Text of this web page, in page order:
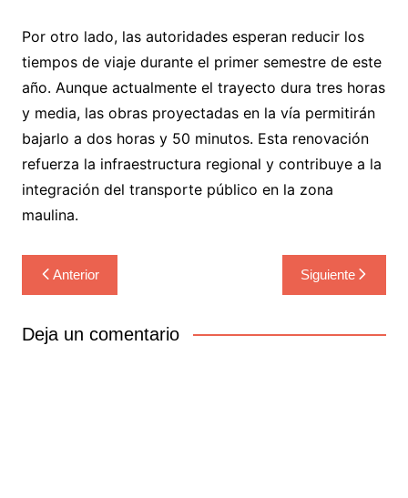
Por otro lado, las autoridades esperan reducir los
tiempos de viaje durante el primer semestre de este
año. Aunque actualmente el trayecto dura tres horas
y media, las obras proyectadas en la vía permitirán
bajarlo a dos horas y 50 minutos. Esta renovación
refuerza la infraestructura regional y contribuye a la
integración del transporte público en la zona
maulina.
Navegación
de
entradas
Anterior Siguiente
Deja un comentario